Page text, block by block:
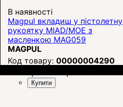
В наявності
Magpul вкладиш у пістолетну
рукоятку MIAD/MOE з
масленкою MAG059
MAGPUL
00000004290
Купити